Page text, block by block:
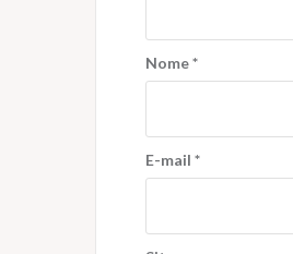
Nome*
E-mail *